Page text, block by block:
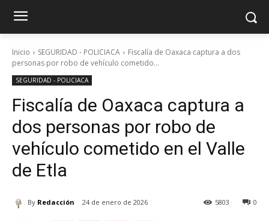
Inicio SEGURIDAD - POLICIACA
Fiscalía de Oaxaca captura a dos
personas por robo de vehículo cometido...
SEGURIDAD - POLICIACA
Fiscalía de Oaxaca captura a
dos personas por robo de
vehículo cometido en el Valle
de Etla
By Redacción 24 de enero de 2026 0
5803